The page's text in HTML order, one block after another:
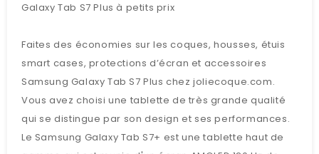
Galaxy Tab S7 Plus à petits prix
Faites des économies sur les coques, housses, étuis
smart cases, protections d’écran et accessoires
Samsung Galaxy Tab S7 Plus chez joliecoque.com.
Vous avez choisi une tablette de très grande qualité
qui se distingue par son design et ses performances.
Le Samsung Galaxy Tab S7+ est une tablette haut de